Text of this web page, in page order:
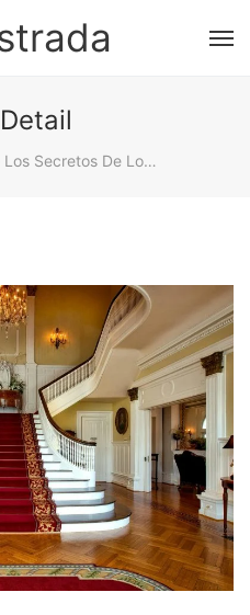
Descubre Los Secretos De Los Chollos: Consejos Para Encontrar Los Mejores Hoteles Todo Incluido A Bajo Costo